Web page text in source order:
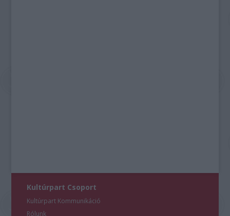
Kultúrpart Csoport
Kultúrpart Kommunikáció
Rólunk